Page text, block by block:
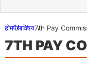
होमपैसाविषय7th Pay
7TH PAY